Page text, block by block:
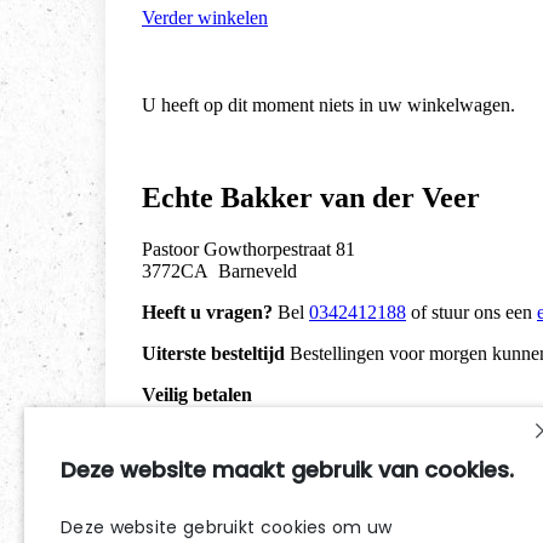
Deze website maakt gebruik van cookies.
Deze website gebruikt cookies om uw